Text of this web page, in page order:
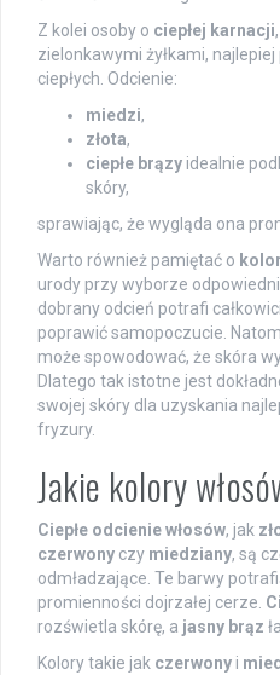
Z kolei osoby o ciepłej karnacji
zielonkawymi żyłkami,
ciepłych. Odcienie:
miedzi,
złota,
ciepłe brązy idealnie
skóry,
sprawiając, że wygląda ona
Warto również pamiętać o
urody przy wyborze
dobrany odcień potrafi
poprawić samopoczucie.
może spowodować, że skóra
Dlatego tak istotne jest
swojej skóry dla uzyskania
fryzury.
Jakie kolory
Ciepłe odcienie włosów, jak
czerwony czy miedziany, są
odmładzające. Te barwy
promienności dojrzałej cerze.
rozświetla skórę, a jasny brąz
Kolory takie jak czerwony i